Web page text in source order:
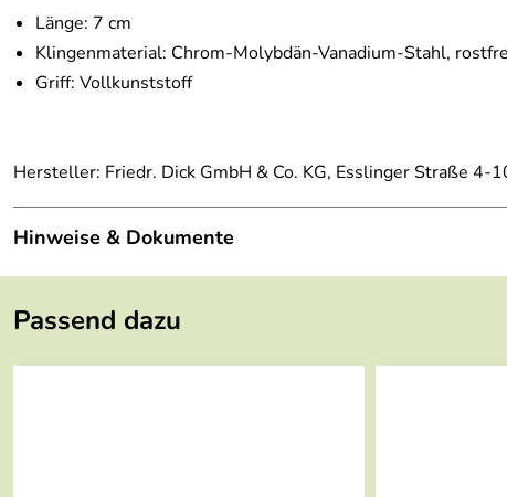
Länge: 7 cm
Klingenmaterial: Chrom-Molybdän-Vanadium-Stahl,
Griff: Vollkunststoff
Hersteller: Friedr. Dick GmbH & Co. KG, Esslinger Straße 4-
Hinweise & Dokumente
Die wichtigsten Fragen unserer Kunden zu den Messern
Passend dazu